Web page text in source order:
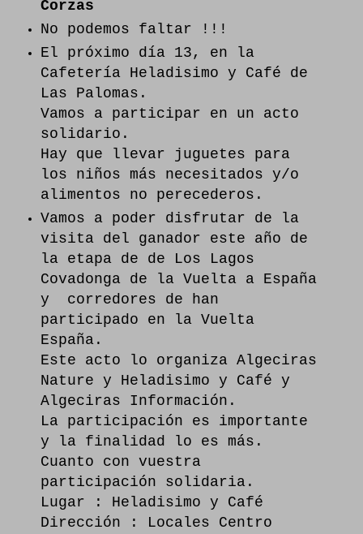
Corzas
No podemos faltar !!!
El próximo día 13, en la
Cafetería Heladisimo y Café de
Las Palomas.
Vamos a participar en un acto
solidario.
Hay que llevar juguetes para
los niños más necesitados y/o
alimentos no perecederos.
Vamos a poder disfrutar de la
visita del ganador este año de
la etapa de de Los Lagos
Covadonga de la Vuelta a España
y corredores de han
participado en la Vuelta
España.
Este acto lo organiza Algeciras
Nature y Heladisimo y Café y
Algeciras Información.
La participación es importante
y la finalidad lo es más.
Cuanto con vuestra
participación solidaria.
Lugar : Heladisimo y Café
Dirección : Locales Centro